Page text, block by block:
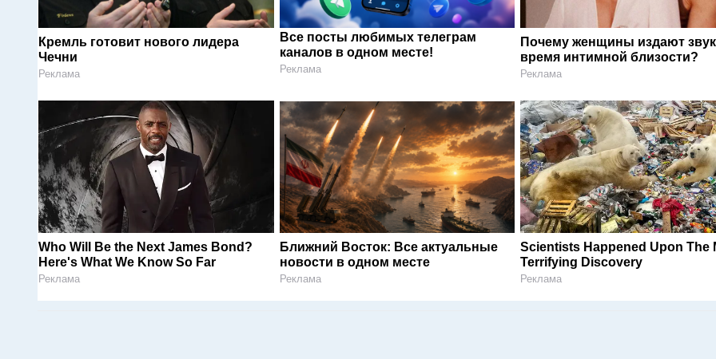
Кремль готовит нового лидера
Чечни
Реклама
Все посты любимых телеграм
каналов в одном месте!
Реклама
Почему женщины издают
время интимной близости?
Реклама
Who Will Be the Next James Bond?
Here's What We Know So Far
Реклама
Ближний Восток: Все актуальные
новости в одном месте
Реклама
Scientists Happened Upon The
Terrifying Discovery
Реклама